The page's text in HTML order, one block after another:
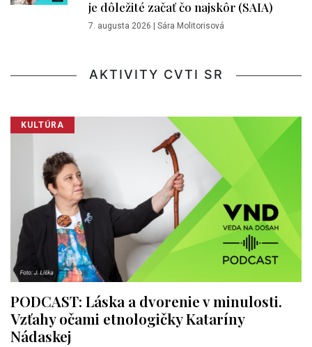
je dôležité začať čo najskôr (SAIA)
7. augusta 2026 Sára Molitorisová
AKTIVITY CVTI SR
KULTÚRA
PODCAST: Láska a dvorenie v minulosti.
Vzťahy očami etnologičky Kataríny
Nádaskej